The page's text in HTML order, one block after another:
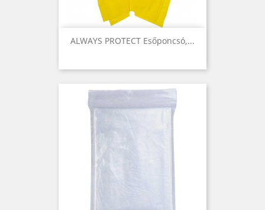
ALWAYS PROTECT Esőponcsó,...